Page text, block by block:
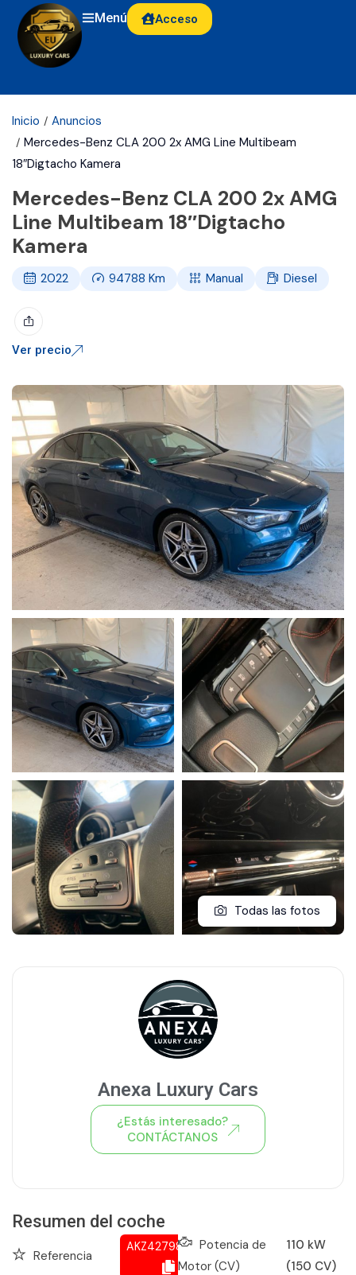
Menú Acceso
Inicio
Anuncios
Mercedes-Benz CLA 200 2x AMG Line Multibeam
18″Digtacho Kamera
Mercedes-Benz CLA 200 2x AMG
Line Multibeam 18″Digtacho
Kamera
2022 94788 Km Manual Diesel
Ver precio
Todas las fotos
Resumen del coche
Referencia
AKZ427980272Potencia de
Motor (CV)
110 kW
(150 CV)
Anexa Luxury Cars
¿Estás interesado?
CONTÁCTANOS